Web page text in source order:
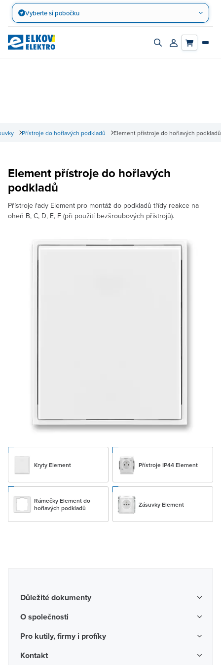
Přejít
obsah
Vyberte si pobočku
Zapnout/vypnout
Přihlásit/
Element přístroje do hořlavých podkladů
Přístroje do hořlavých podkladů
Element přístroje do hořlavých
podkladů
Přístroje řady Element pro montáž do podkladů třídy reakce na
oheň B, C, D, E, F (při použití bezšroubových přístrojů).
Kryty Element Přístroje IP44 Element
Rámečky Element do
hořlavých podkladů
Zásuvky Element
Důležité dokumenty
Obchodní podmínky
Reklamace a vrácení zboží
Odstoupení od smlouvy
O společnosti
O nás
Pro kutily, firmy i profíky
Katalogy probíhajících akcí
Kontakt